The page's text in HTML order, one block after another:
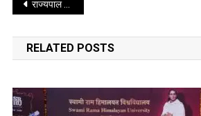
navigation
राज्यपाल ने आज राजभवन में पावन चिंतन धारा आश्रम द्वारा संचालित ’’प्रोजेक्ट यूपीएससी’’ का किया शुभारंभ
RELATED POSTS